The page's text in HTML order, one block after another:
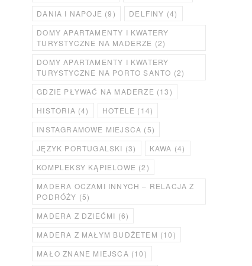
DANIA I NAPOJE (9) DELFINY (4)
DOMY APARTAMENTY I KWATERY
TURYSTYCZNE NA MADERZE (2)
DOMY APARTAMENTY I KWATERY
TURYSTYCZNE NA PORTO SANTO (2)
GDZIE PŁYWAĆ NA MADERZE (13)
HISTORIA (4) HOTELE (14)
INSTAGRAMOWE MIEJSCA (5)
JĘZYK PORTUGALSKI (3) KAWA (4)
KOMPLEKSY KĄPIELOWE (2)
MADERA OCZAMI INNYCH – RELACJA Z
PODRÓŻY (5)
MADERA Z DZIEĆMI (6)
MADERA Z MAŁYM BUDŻETEM (10)
MAŁO ZNANE MIEJSCA (10)